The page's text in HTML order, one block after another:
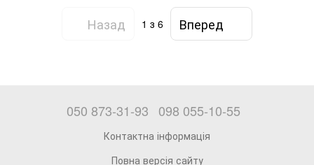
Назад 1 з 6 Вперед
050 873-31-93 098 055-10-55
Контактна інформація
Повна версія сайту